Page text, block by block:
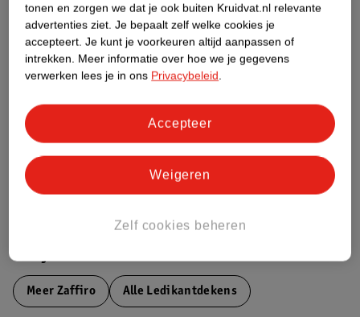
Etiketinformatie
Nature Impact Score
Meer informatie
Bestel & Bezorginformatie
Bekijk ook
Meer Zaffiro Alle Ledikantdekens
tonen en zorgen we dat je ook buiten Kruidvat.nl relevante
advertenties ziet. Je bepaalt zelf welke cookies je
accepteert. Je kunt je voorkeuren altijd aanpassen of
intrekken. Meer informatie over hoe we je gegevens
verwerken lees je in ons Privacybeleid.
Zelf cookies beheren
Weigeren
Accepteer